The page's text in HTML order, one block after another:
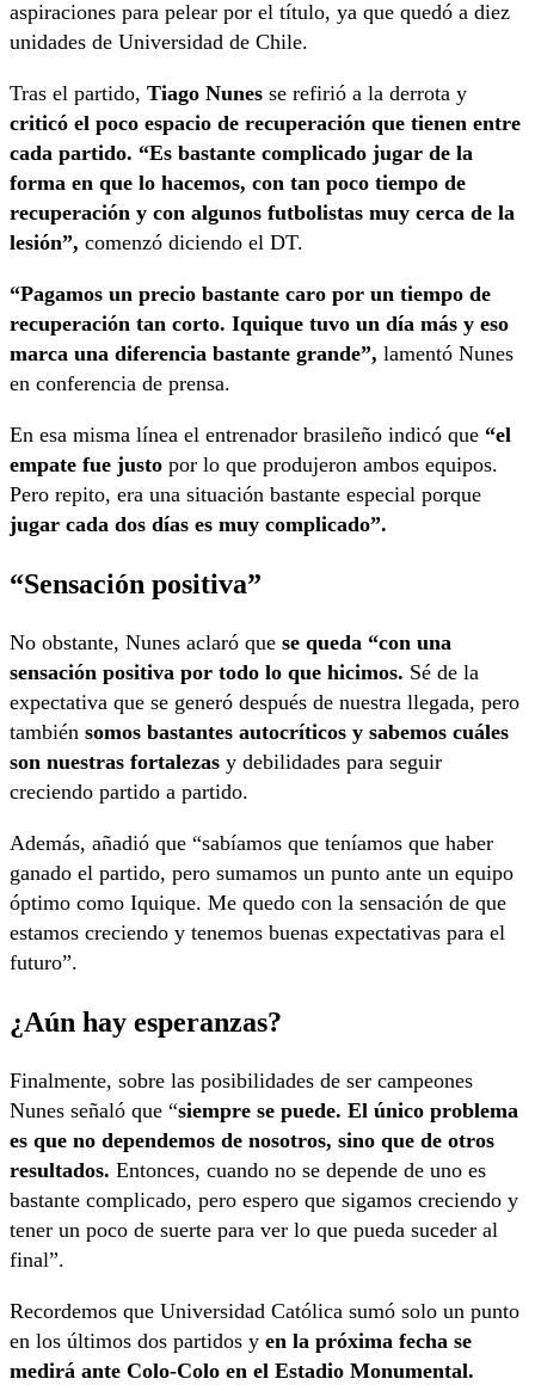
aspiraciones para pelear por el título, ya que quedó a diez
unidades de Universidad de Chile.
Tras el partido, Tiago Nunes se refirió a la derrota y
criticó el poco espacio de recuperación que tienen entre
cada partido. “Es bastante complicado jugar de la
forma en que lo hacemos, con tan poco tiempo de
recuperación y con algunos futbolistas muy cerca de la
lesión”, comenzó diciendo el DT.
“Pagamos un precio bastante caro por un tiempo de
recuperación tan corto. Iquique tuvo un día más y eso
marca una diferencia bastante grande”, lamentó Nunes
en conferencia de prensa.
En esa misma línea el entrenador brasileño indicó que “el
empate fue justo por lo que produjeron ambos equipos.
Pero repito, era una situación bastante especial porque
jugar cada dos días es muy complicado”.
“Sensación positiva”
No obstante, Nunes aclaró que se queda “con una
sensación positiva por todo lo que hicimos. Sé de la
expectativa que se generó después de nuestra llegada, pero
también somos bastantes autocríticos y sabemos cuáles
son nuestras fortalezas y debilidades para seguir
creciendo partido a partido.
Además, añadió que “sabíamos que teníamos que haber
ganado el partido, pero sumamos un punto ante un equipo
óptimo como Iquique. Me quedo con la sensación de que
estamos creciendo y tenemos buenas expectativas para el
futuro”.
¿Aún hay esperanzas?
Finalmente, sobre las posibilidades de ser campeones
Nunes señaló que “siempre se puede. El único problema
es que no dependemos de nosotros, sino que de otros
resultados. Entonces, cuando no se depende de uno es
bastante complicado, pero espero que sigamos creciendo y
tener un poco de suerte para ver lo que pueda suceder al
final”.
Recordemos que Universidad Católica sumó solo un punto
en los últimos dos partidos y en la próxima fecha se
medirá ante Colo-Colo en el Estadio Monumental.